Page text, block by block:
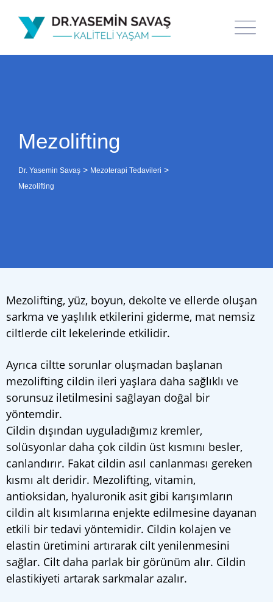
Mezolifting
Dr. Yasemin Savaş > Mezoterapi Tedavileri >
Mezolifting
Mezolifting, yüz, boyun, dekolte ve ellerde oluşan
sarkma ve yaşlılık etkilerini giderme, mat nemsiz
ciltlerde cilt lekelerinde etkilidir.
Ayrıca ciltte sorunlar oluşmadan başlanan
mezolifting cildin ileri yaşlara daha sağlıklı ve
sorunsuz iletilmesini sağlayan doğal bir
yöntemdir.
Cildin dışından uyguladığımız kremler,
solüsyonlar daha çok cildin üst kısmını besler,
canlandırır. Fakat cildin asıl canlanması gereken
kısmı alt deridir. Mezolifting, vitamin,
antioksidan, hyaluronik asit gibi karışımların
cildin alt kısımlarına enjekte edilmesine dayanan
etkili bir tedavi yöntemidir. Cildin kolajen ve
elastin üretimini artırarak cilt yenilenmesini
sağlar. Cilt daha parlak bir görünüm alır. Cildin
elastikiyeti artarak sarkmalar azalır.